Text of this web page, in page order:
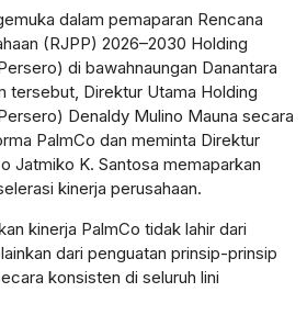
dalam pemaparan Rencana
(RJPP) 2026–2030 Holding
di bawahnaungan Danantara
tersebut, Direktur Utama Holding
Denaldy Mulino Mauna secara
PalmCo dan meminta Direktur
Jatmiko K. Santosa memaparkan
kinerja perusahaan.
kinerja PalmCo tidak lahir dari
dari penguatan prinsip-prinsip
konsisten di seluruh lini